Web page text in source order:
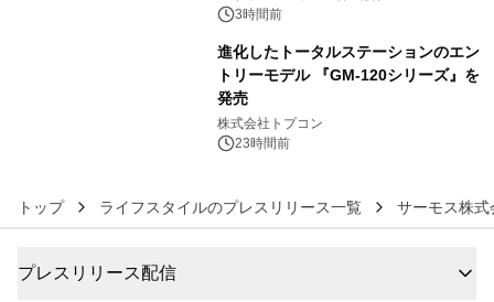
3時間前
進化したトータルステーションのエン
トリーモデル 『GM-120シリーズ』を
発売
株式会社トプコン
23時間前
トップ ライフスタイルのプレスリリース一覧 サーモス株式
プレスリリース配信